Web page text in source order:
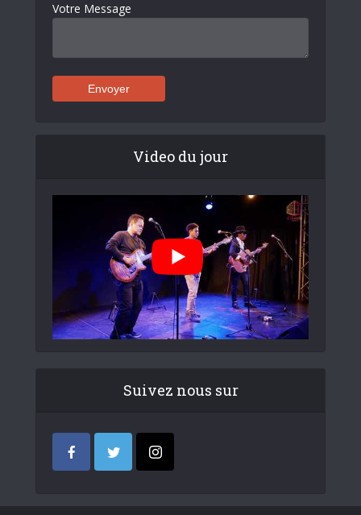
Votre Message
Video du jour
Suivez nous sur